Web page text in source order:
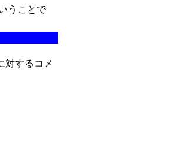
うことで
対するコメ